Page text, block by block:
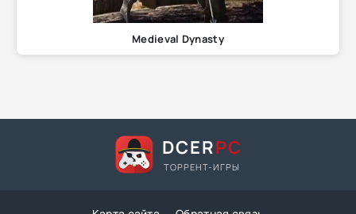
Medieval Dynasty
DCERPC
ТОРРЕНТ-ИГРЫ